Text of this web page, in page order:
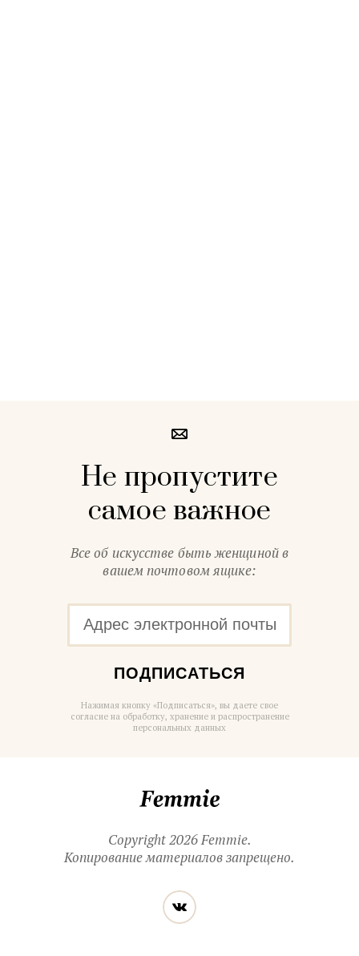
Не пропустите
самое важное
Все об искусстве быть женщиной в
вашем почтовом ящике:
ПОДПИСАТЬСЯ
Нажимая кнопку «Подписаться», вы даете свое
согласие на обработку, хранение и распространение
персональных данных
Copyright 2026 Femmie.
Копирование материалов запрещено.
Читайте
нас
в социальных